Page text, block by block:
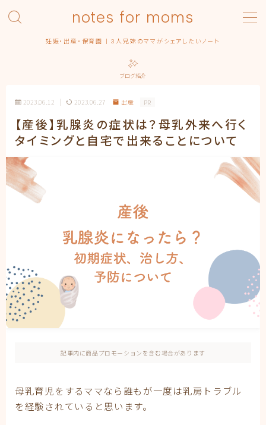
notes for moms
妊娠・出産・保育園 | 3人兄妹のママがシェアしたいノート
MENU
Privacy Policy
Simple Home
みんなの出産エピソード
保育園
出産
出産準備
出産記録
末っ子ちゃん
利用規約／特定商取引法に基づく表記
妊娠
妊娠中期
妊娠初期
妊娠後期
子育て
運営者情報
ブログ紹介
2023.06.12 2023.06.27 出産 PR
【産後】乳腺炎の症状は？母乳外来へ行く
タイミングと自宅で出来ることについて
記事内に商品プロモーションを含む場合があります
母乳育児をするママなら誰もが一度は乳房トラブル
を経験されていると思います。